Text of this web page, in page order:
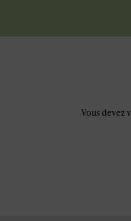
Vous devez